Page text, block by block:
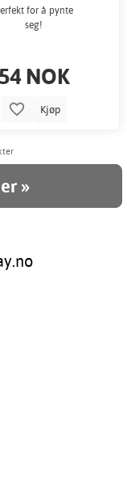
for å pynte
seg!
54 NOK
Kjøp
»